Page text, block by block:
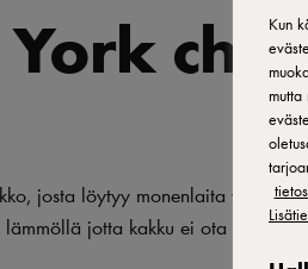
josta löytyy monenlaita versiota.
jotta kakku ei ota
Kun